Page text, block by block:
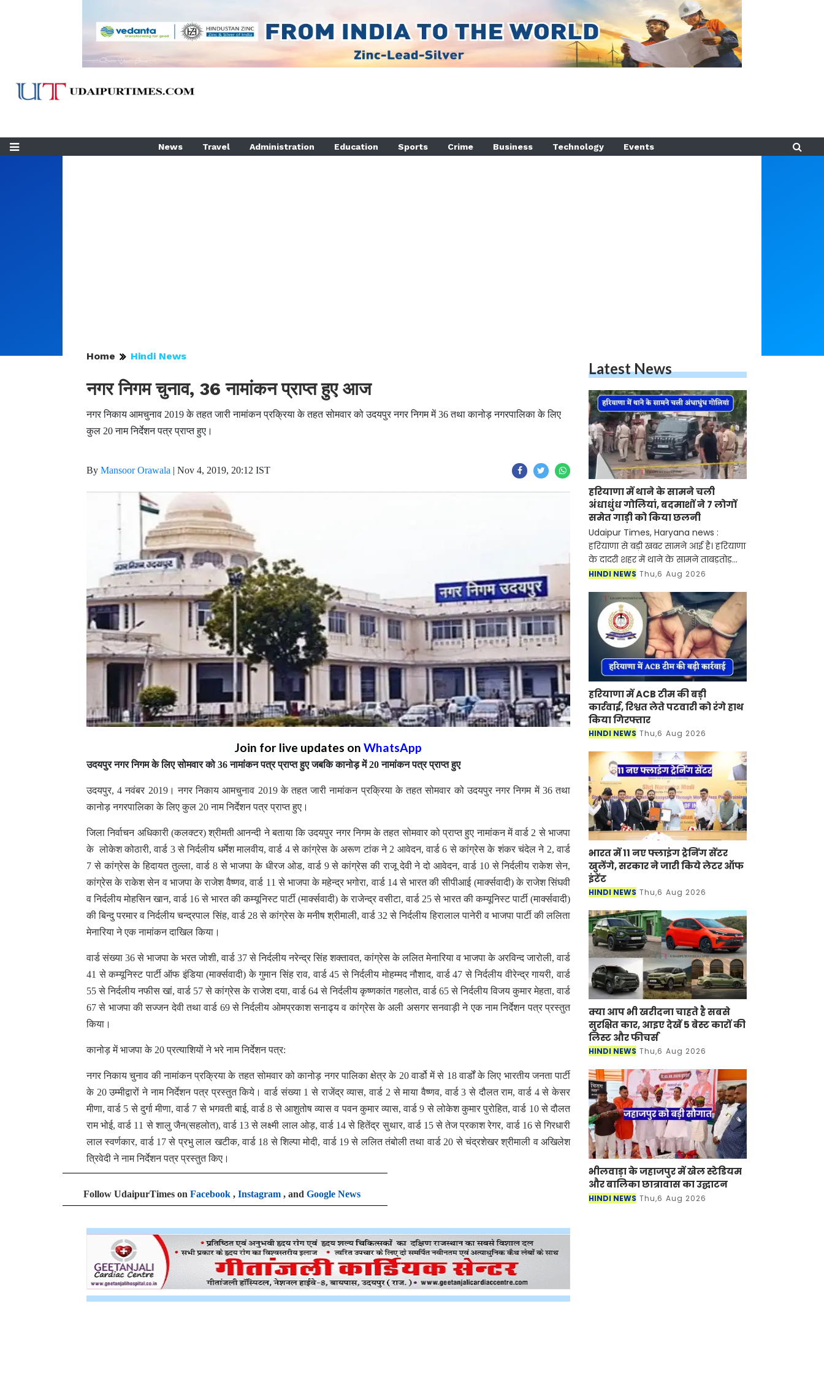
News Travel Administration Education Sports Crime Business Technology Events
Home Hindi News
नगर निगम चुनाव, 36 नामांकन प्राप्त हुए आज
नगर निकाय आमचुनाव 2019 के तहत जारी नामांकन प्रक्रिया के तहत सोमवार को उदयपुर नगर निगम में 36 तथा कानोड़ नगरपालिका के लिए
कुल 20 नाम निर्देशन पत्र प्राप्त हुए।
By Mansoor Orawala | Nov 4, 2019, 20:12 IST
Join for live updates on WhatsApp
उदयपुर नगर निगम के लिए सोमवार को 36 नामांकन पत्र प्राप्त हुए जबकि कानोड़ में 20 नामांकन पत्र प्राप्त हुए
उदयपुर, 4 नवंबर 2019। नगर निकाय आमचुनाव 2019 के तहत जारी नामांकन प्रक्रिया के तहत सोमवार को उदयपुर नगर निगम में 36 तथा
कानोड़ नगरपालिका के लिए कुल 20 नाम निर्देशन पत्र प्राप्त हुए।
जिला निर्वाचन अधिकारी (कलक्टर) श्रीमती आनन्दी ने बताया कि उदयपुर नगर निगम के तहत सोमवार को प्राप्त हुए नामांकन में वार्ड 2 से भाजपा
के लोकेश कोठारी, वार्ड 3 से निर्दलीय धर्मेश मालवीय, वार्ड 4 से कांग्रेस के अरूण टांक ने 2 आवेदन, वार्ड 6 से कांग्रेस के शंकर चंदेल ने 2, वार्ड
7 से कांग्रेस के हिदायत तुल्ला, वार्ड 8 से भाजपा के धीरज ओड, वार्ड 9 से कांग्रेस की राजू देवी ने दो आवेदन, वार्ड 10 से निर्दलीय राकेश सेन,
कांग्रेस के राकेश सेन व भाजपा के राजेश वैष्णव, वार्ड 11 से भाजपा के महेन्द्र भगोरा, वार्ड 14 से भारत की सीपीआई (मार्क्सवादी) के राजेश सिंघवी
व निर्दलीय मोहसिन खान, वार्ड 16 से भारत की कम्यूनिस्ट पार्टी (मार्क्सवादी) के राजेन्द्र वसीटा, वार्ड 25 से भारत की कम्यूनिस्ट पार्टी (मार्क्सवादी)
की बिन्दु परमार व निर्दलीय चन्द्रपाल सिंह, वार्ड 28 से कांग्रेस के मनीष श्रीमाली, वार्ड 32 से निर्दलीय हिरालाल पानेरी व भाजपा पार्टी की ललिता
मेनारिया ने एक नामांकन दाखिल किया।
वार्ड संख्या 36 से भाजपा के भरत जोशी, वार्ड 37 से निर्दलीय नरेन्द्र सिंह शक्तावत, कांग्रेस के ललित मेनारिया व भाजपा के अरविन्द जारोली, वार्ड
41 से कम्यूनिस्ट पार्टी ऑफ इंडिया (मार्क्सवादी) के गुमान सिंह राव, वार्ड 45 से निर्दलीय मोहम्मद नौशाद, वार्ड 47 से निर्दलीय वीरेन्द्र गायरी, वार्ड
55 से निर्दलीय नफीस खां, वार्ड 57 से कांग्रेस के राजेश दया, वार्ड 64 से निर्दलीय कृष्णकांत गहलोत, वार्ड 65 से निर्दलीय विजय कुमार मेहता, वार्ड
67 से भाजपा की सज्जन देवी तथा वार्ड 69 से निर्दलीय ओमप्रकाश सनाढ्य व कांग्रेस के अली असगर सनवाड़ी ने एक नाम निर्देशन पत्र प्रस्तुत
किया।
कानोड़ में भाजपा के 20 प्रत्याशियों ने भरे नाम निर्देशन पत्र:
नगर निकाय चुनाव की नामांकन प्रक्रिया के तहत सोमवार को कानोड़ नगर पालिका क्षेत्र के 20 वार्डो में से 18 वार्डों के लिए भारतीय जनता पार्टी
के 20 उम्मीद्वारों ने नाम निर्देशन पत्र प्रस्तुत किये। वार्ड संख्या 1 से राजेंद्र व्यास, वार्ड 2 से माया वैष्णव, वार्ड 3 से दौलत राम, वार्ड 4 से केसर
मीणा, वार्ड 5 से दुर्गा मीणा, वार्ड 7 से भगवती बाई, वार्ड 8 से आशुतोष व्यास व पवन कुमार व्यास, वार्ड 9 से लोकेश कुमार पुरोहित, वार्ड 10 से दौलत
राम भोई, वार्ड 11 से शालु जैन(सहलोत), वार्ड 13 से लक्ष्मी लाल ओड़, वार्ड 14 से हितेंद्र सुथार, वार्ड 15 से तेज प्रकाश रेगर, वार्ड 16 से गिरधारी
लाल स्वर्णकार, वार्ड 17 से प्रभु लाल खटीक, वार्ड 18 से शिल्पा मोदी, वार्ड 19 से ललित तंबोली तथा वार्ड 20 से चंद्रशेखर श्रीमाली व अखिलेश
त्रिवेदी ने नाम निर्देशन पत्र प्रस्तुत किए।
Follow UdaipurTimes on Facebook , Instagram , and Google News
Latest News
हरियाणा में थाने के सामने चली
अंधाधुंध गोलियां, बदमाशों ने 7 लोगों
समेत गाड़ी को किया छलनी
Udaipur Times, Haryana news :
हरियाणा से बड़ी खबर सामने आई है। हरियाणा
के दादरी शहर में थाने के सामने ताबड़तोड़
फायरिंग का मामला सामने आया है। मिली
के दौरान 6 लोग
HINDI NEWS Thu,6 Aug 2026
हरियाणा में ACB टीम की बड़ी
कार्रवाई, रिश्वत लेते पटवारी को रंगे हाथ
किया गिरफ्तार
HINDI NEWS Thu,6 Aug 2026
भारत में 11 नए फ्लाइंग ट्रेनिंग सेंटर
खुलेंगे, सरकार ने जारी किये लेटर ऑफ
इंटेंट
HINDI NEWS Thu,6 Aug 2026
क्या आप भी खरीदना चाहते है सबसे
सुरक्षित कार, आइए देखें 5 बेस्ट कारों की
लिस्ट और फीचर्स
HINDI NEWS Thu,6 Aug 2026
भीलवाड़ा के जहाजपुर में खेल स्टेडियम
और बालिका छात्रावास का उद्घाटन
HINDI NEWS Thu,6 Aug 2026